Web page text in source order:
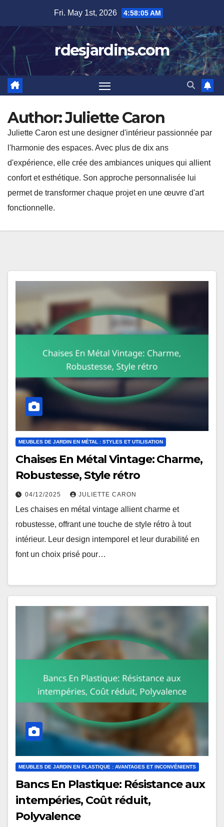
content
Fri. May 1st, 2026 4:58:06 AM
rdesjardins.com
Author:Juliette Caron
Juliette Caron est une designer d'intérieur passionnée par
l'harmonie des espaces. Avec plus de dix ans
d'expérience, elle crée des ambiances uniques qui allient
confort et esthétique. Son approche personnalisée lui
permet de transformer chaque projet en une œuvre d'art
fonctionnelle.
MEUBLES DE JARDIN EN MÉTAL : STYLES ET UTILISATION
Chaises En Métal Vintage: Charme,
Robustesse, Style rétro
04/12/2025 JULIETTE CARON
Les chaises en métal vintage allient charme et
robustesse, offrant une touche de style rétro à tout
intérieur. Leur design intemporel et leur durabilité en
font un choix prisé pour…
MEUBLES DE JARDIN EN PLASTIQUE : AVANTAGES ET INCONVÉNIENTS
Bancs En Plastique: Résistance aux
intempéries, Coût réduit,
Polyvalence